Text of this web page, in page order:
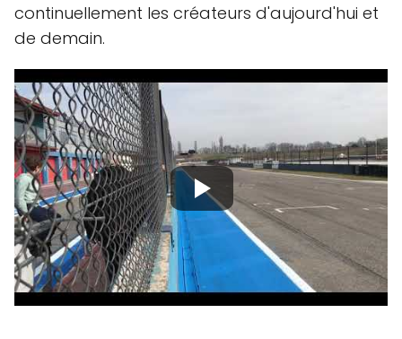
continuellement les créateurs d'aujourd'hui et
de demain.